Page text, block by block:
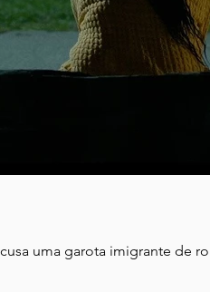
uma garota imigrante de